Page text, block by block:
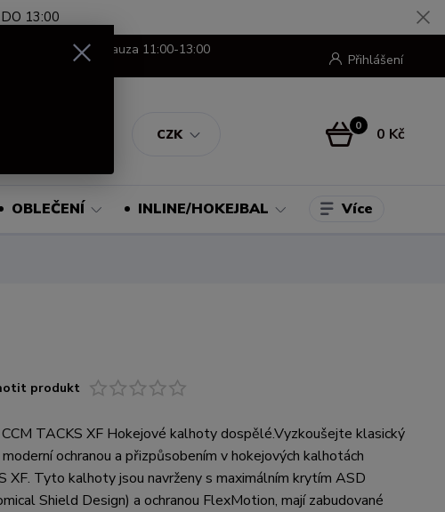
13:00
CZK
Přihlášení
Po-Pá, 8:00-16:00 pauza 11:00-13:00
0 0 Kč
OBLEČENÍ INLINE/HOKEJBAL Více
produkt
TACKS XF Hokejové kalhoty dospělé.Vyzkoušejte klasický
ochranou a přizpůsobením v hokejových kalhotách
XF. Tyto kalhoty jsou navrženy s maximálním krytím ASD
Shield Design) a ochranou FlexMotion, mají zabudované